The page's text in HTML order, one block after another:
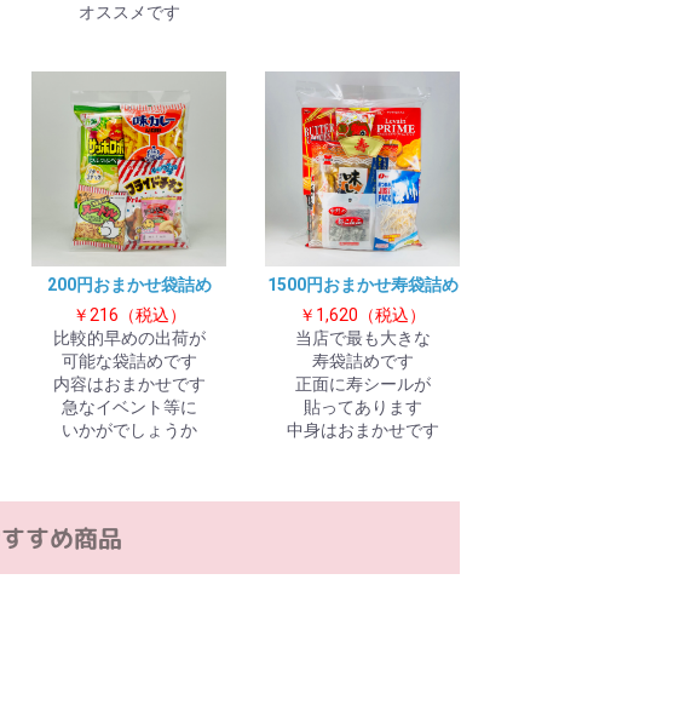
オススメです
200円おまかせ袋詰め
￥216（税込）
比較的早めの出荷が
可能な袋詰めです
内容はおまかせです
急なイベント等に
いかがでしょうか
1500円おまかせ寿袋詰め
￥1,620（税込）
当店で最も大きな
寿袋詰めです
正面に寿シールが
貼ってあります
中身はおまかせです